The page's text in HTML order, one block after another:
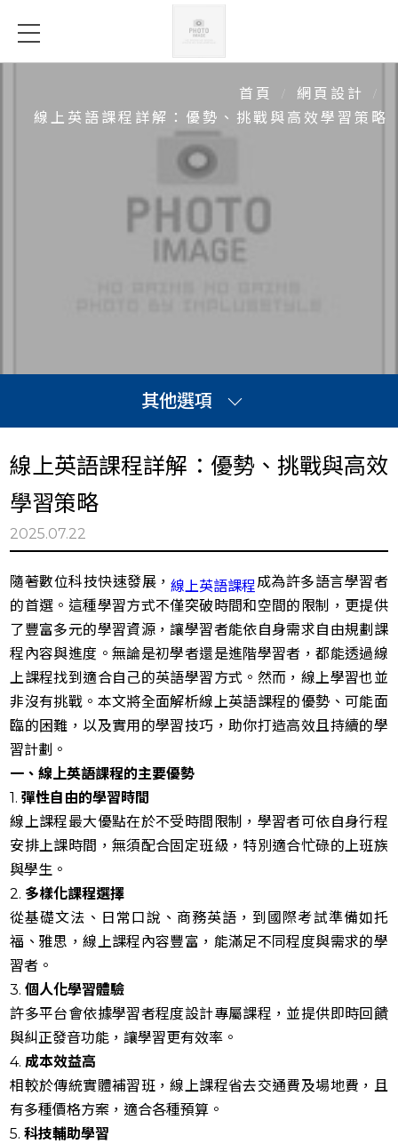
線上英語課程詳解：優勢、挑戰
與高效學習策略
首頁
網頁設計
線上英語課程詳解：優勢、挑戰與高效學習策略
其他選項
全部消息
網頁設計
工程
線上英語課程詳解：優勢、挑戰與高效
學習策略
2025.07.22
隨著數位科技快速發展，線上英語課程成為許多語言學習者
的首選。這種學習方式不僅突破時間和空間的限制，更提供
了豐富多元的學習資源，讓學習者能依自身需求自由規劃課
程內容與進度。無論是初學者還是進階學習者，都能透過線
上課程找到適合自己的英語學習方式。然而，線上學習也並
非沒有挑戰。本文將全面解析線上英語課程的優勢、可能面
臨的困難，以及實用的學習技巧，助你打造高效且持續的學
習計劃。
一、線上英語課程的主要優勢
1.彈性自由的學習時間
線上課程最大優點在於不受時間限制，學習者可依自身行程
安排上課時間，無須配合固定班級，特別適合忙碌的上班族
與學生。
2. 多樣化課程選擇
從基礎文法、日常口說、商務英語，到國際考試準備如托
福、雅思，線上課程內容豐富，能滿足不同程度與需求的學
習者。
3.個人化學習體驗
許多平台會依據學習者程度設計專屬課程，並提供即時回饋
與糾正發音功能，讓學習更有效率。
4.成本效益高
相較於傳統實體補習班，線上課程省去交通費及場地費，且
有多種價格方案，適合各種預算。
5.科技輔助學習